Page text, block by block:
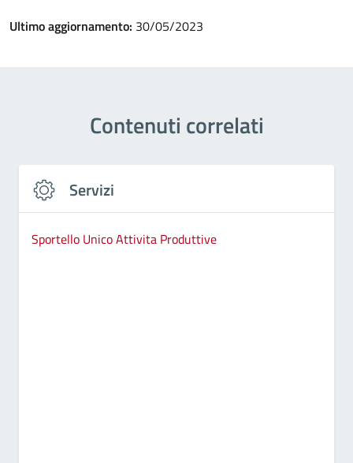
Ultimo aggiornamento: 30/05/2023
Contenuti correlati
Servizi
Sportello Unico Attivita Produttive